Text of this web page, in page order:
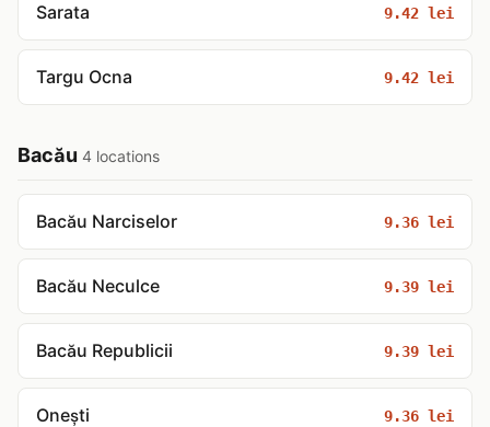
Sarata 9.42 lei
Targu Ocna 9.42 lei
Bacău 4 locations
Bacău Narciselor 9.36 lei
Bacău Neculce 9.39 lei
Bacău Republicii 9.39 lei
Onești 9.36 lei